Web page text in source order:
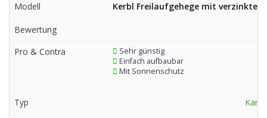
Modell Kerbl Freilaufgehege mit verzinkten
Bewertung
Pro & Contra
Sehr günstig
Einfach aufbaubar
Mit Sonnenschutz
Typ